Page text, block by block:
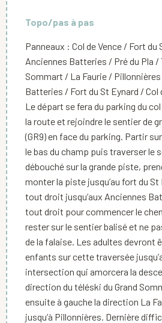
Topo/pas à pas
Panneaux : Col de Vence / Fort du
Anciennes Batteries / Pré du Pla /
Sommart / La Faurie /
Batteries / Fort du St Eynard / Col
Le départ se fera du parking du
la route et rejoindre le sentier de
(GR9) en face du parking. Partir
le bas du champ puis traverser le
débouché sur la grande piste,
monter la piste jusqu’au fort du
tout droit jusqu’aux Anciennes
tout droit pour commencer le
rester sur le sentier balisé et ne
de la falaise. Les adultes devront
enfants sur cette traversée
intersection qui amorcera la
direction du téléski du Grand
ensuite à gauche la direction La
jusqu’à Pillonnières. Dernière